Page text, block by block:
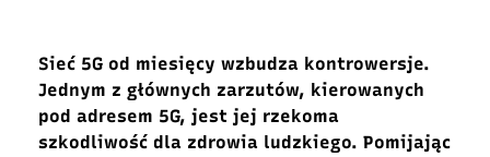
Sieć 5G od miesięcy wzbudza kontrowersje.
Jednym z głównych zarzutów, kierowanych
pod adresem 5G, jest jej rzekoma
szkodliwość dla zdrowia ludzkiego. Pomijając